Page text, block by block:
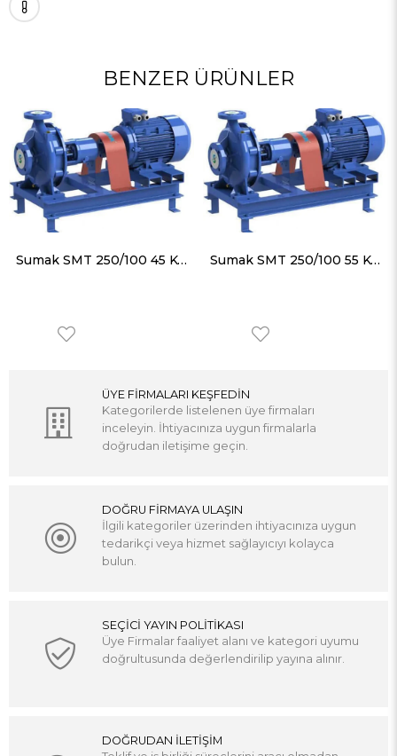
BENZER ÜRÜNLER
Sumak SMT 250/100 45 KW 2900 D/D Motorlu Salyangoz Pompa Sumak SMT 250/100 55 KW 2900 D/D Motorlu Salyangoz Pompa
ÜYE FİRMALARI KEŞFEDİN
Kategorilerde listelenen üye firmaları
inceleyin. İhtiyacınıza uygun firmalarla
doğrudan iletişime geçin.
DOĞRU FİRMAYA ULAŞIN
İlgili kategoriler üzerinden ihtiyacınıza uygun
tedarikçi veya hizmet sağlayıcıyı kolayca
bulun.
SEÇİCİ YAYIN POLİTİKASI
Üye Firmalar faaliyet alanı ve kategori uyumu
doğrultusunda değerlendirilip yayına alınır.
DOĞRUDAN İLETİŞİM